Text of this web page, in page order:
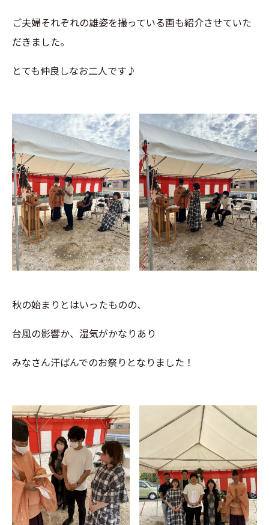
ご夫婦それぞれの雄姿を撮っている画も紹介させていた
だきました。
とても仲良しなお二人です♪
秋の始まりとはいったものの、
台風の影響か、湿気がかなりあり
みなさん汗ばんでのお祭りとなりました！